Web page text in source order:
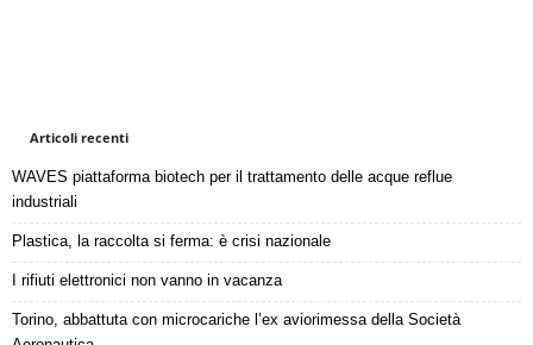
Articoli recenti
WAVES piattaforma biotech per il trattamento delle acque reflue
industriali
Plastica, la raccolta si ferma: è crisi nazionale
I rifiuti elettronici non vanno in vacanza
Torino, abbattuta con microcariche l’ex aviorimessa della Società